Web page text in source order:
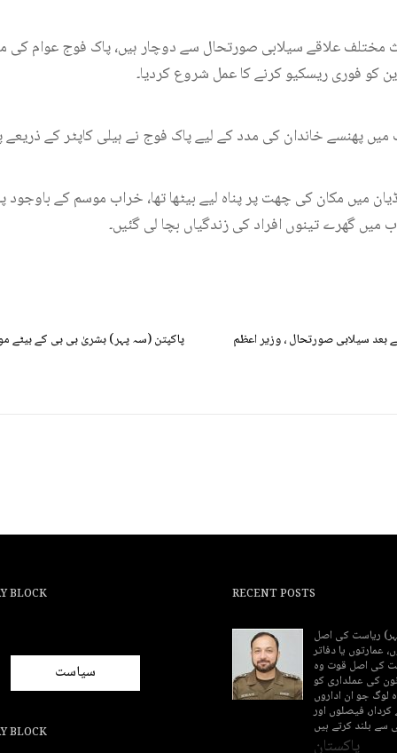
مختلف علاقے سیلابی صورتحال سے دوچار ہیں، پاک فوج عوام کی
کو فوری ریسکیو کرنے کا عمل شروع کردیا۔
پھنسے خاندان کی مدد کے لیے پاک فوج نے ہیلی کاپٹر کے ذریعے
میں مکان کی چھت پر پناہ لیے بیٹھا تھا، خراب موسم کے
میں گھرے تینوں افراد کی زندگیاں بچا لی گئیں۔
پاکپتن (سہ پہر) بشریٰ بی بی کے بیٹے بعد سیلابی صورتحال ، وزیر اعظم
BLOCK
سیاست
BLOCK
RECENT POSTS
ریاست کی اصل
عمارتوں یا دفاتر
کی اصل قوت وہ
کی عملداری کو
لوگ جو ان اداروں
کردار، فیصلوں اور
سے بلند کرتے ہیں
پاکستان